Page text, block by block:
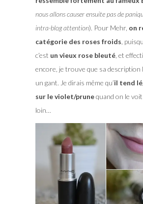
nous allons causer ensuite pas de
intra-blog attention). Pour Mehr, on
catégorie des roses froids ,
c’est un vieux rose bleuté, et
encore, je trouve que sa description
un gant. Je dirais même qu’il tend
sur le violet/prunequand on le
loin…